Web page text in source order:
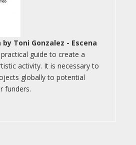
Toni Gonzalez - Escena
guide to create a
activity. It is necessary to
globally to potential
funders.